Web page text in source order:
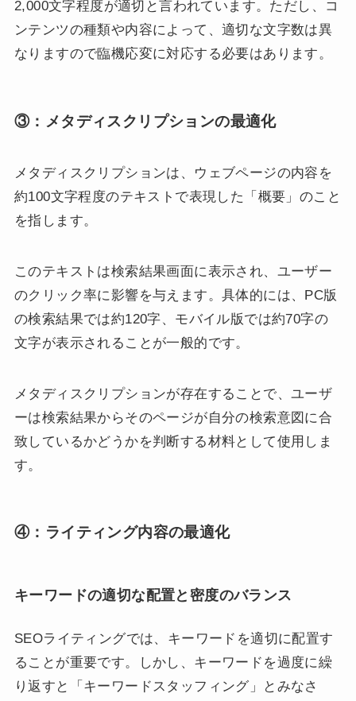
2,000文字程度が適切と言われています。ただし、コ
ンテンツの種類や内容によって、適切な文字数は異
なりますので臨機応変に対応する必要はあります。
③：メタディスクリプションの最適化
メタディスクリプションは、ウェブページの内容を
約100文字程度のテキストで表現した「概要」のこと
を指します。
このテキストは検索結果画面に表示され、ユーザー
のクリック率に影響を与えます。具体的には、PC版
の検索結果では約120字、モバイル版では約70字の
文字が表示されることが一般的です。
メタディスクリプションが存在することで、ユーザ
ーは検索結果からそのページが自分の検索意図に合
致しているかどうかを判断する材料として使用しま
す。
④：ライティング内容の最適化
キーワードの適切な配置と密度のバランス
SEOライティングでは、キーワードを適切に配置す
ることが重要です。しかし、キーワードを過度に繰
り返すと「キーワードスタッフィング」とみなさ